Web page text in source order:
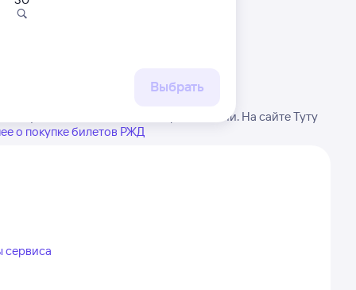
возможны изменения в расписании. На сайте Туту
о покупке билетов РЖД
сервиса
Выбрать